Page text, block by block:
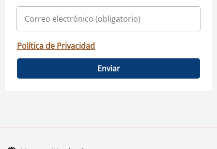
Política de Privacidad
Enviar